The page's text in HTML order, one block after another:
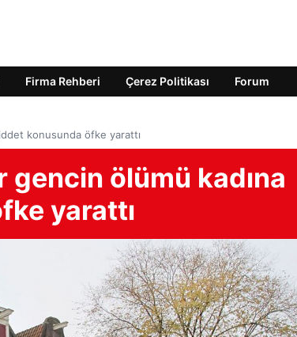
Firma Rehberi Çerez Politikası Forum
konusunda öfke yarattı
gencin ölümü kadına
yarattı